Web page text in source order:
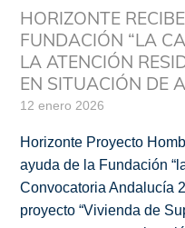
HORIZONTE
FUNDACIÓN “LA
LA ATENCIÓN
EN SITUACIÓN DE
12 enero 2026
Horizonte Proyecto
ayuda de la Fundación
Convocatoria Andalucía
proyecto “Vivienda de